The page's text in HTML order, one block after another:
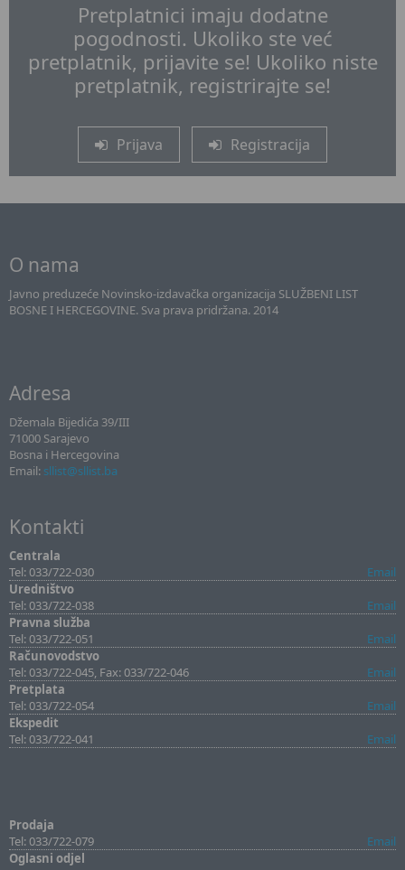
Pretplatnici imaju dodatne
pogodnosti. Ukoliko ste već
pretplatnik, prijavite se! Ukoliko niste
pretplatnik, registrirajte se!
Prijava Registracija
O nama
Javno preduzeće Novinsko-izdavačka organizacija SLUŽBENI LIST
BOSNE I HERCEGOVINE. Sva prava pridržana. 2014
Adresa
Džemala Bijedića 39/III
71000 Sarajevo
Bosna i Hercegovina
Email: sllist@sllist.ba
Kontakti
Centrala
Tel: 033/722-030
Email
Uredništvo
Tel: 033/722-038
Email
Pravna služba
Tel: 033/722-051
Email
Računovodstvo
Tel: 033/722-045, Fax: 033/722-046
Email
Pretplata
Tel: 033/722-054
Email
Ekspedit
Tel: 033/722-041
Email
Prodaja
Tel: 033/722-079
Email
Oglasni odjel